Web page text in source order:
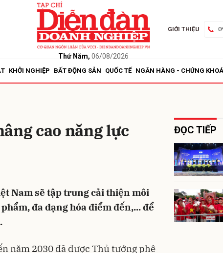
Thứ Năm, 06/08/2026
GIỚI THIỆU
KHỞI NGHIỆP BẤT ĐỘNG SẢN QUỐC TẾ NGÂN HÀNG - CHỨNG
cao năng lực
Nam sẽ tập trung cải thiện môi
đa dạng hóa điểm đến,... để
năm 2030 đã được Thủ tướng phê
ĐỌC TIẾP
Gửi